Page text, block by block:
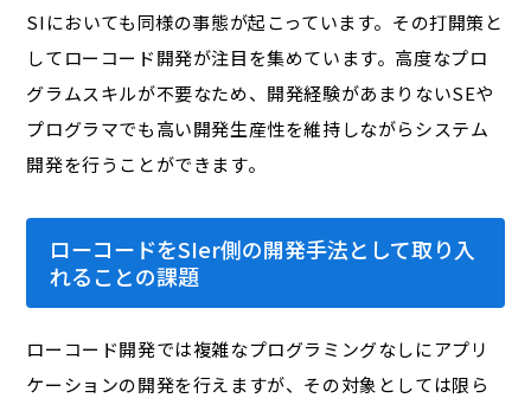
SIにおいても同様の事態が起こっています。その打開策と
してローコード開発が注目を集めています。高度なプロ
グラムスキルが不要なため、開発経験があまりないSEや
プログラマでも高い開発生産性を維持しながらシステム
開発を行うことができます。
ローコードをSIer側の開発手法として取り入
れることの課題
ローコード開発では複雑なプログラミングなしにアプリ
ケーションの開発を行えますが、その対象としては限ら